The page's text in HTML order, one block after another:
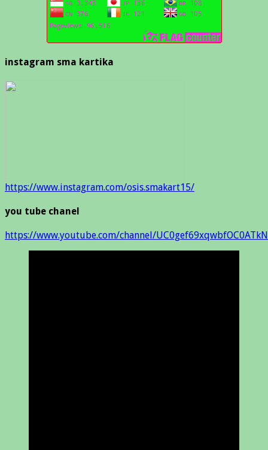
instagram sma kartika
https://www.instagram.com/osis.smakart15/
you tube chanel
https://www.youtube.com/channel/